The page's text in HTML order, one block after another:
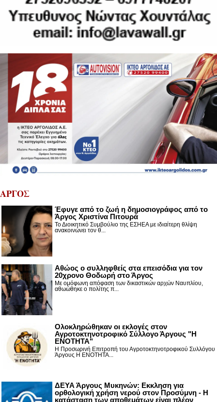
ΑΡΓΟΣ
Έφυγε από το ζωή η δημοσιογράφος από το
Άργος Χριστίνα Πιτουρά
Το Διοικητικό Συμβούλιο της ΕΣΗΕΑ με ιδιαίτερη θλίψη
ανακοινώνει τον θ...
Αθώος ο συλληφθείς στα επεισόδια για τον
20χρονο Θοδωρή στο Άργος
Με ομόφωνη απόφαση των δικαστικών αρχών Ναυπλίου,
αθωώθηκε ο πολίτης π...
Ολοκληρώθηκαν οι εκλογές στον
Αγροτοκτηνοτροφικό Σύλλογο Άργους "Η
ΕΝΟΤΗΤΑ"
Η Προσωρινή Επιτροπή του Αγροτοκτηνοτροφικού Συλλόγου
Άργους Η ΕΝΟΤΗΤΑ...
ΔΕΥΑ Άργους Μυκηνών: Εκκληση για
ορθολογική χρήση νερού στον Προσύμνη - Η
κατάσταση των αποθεμάτων είναι πλέον